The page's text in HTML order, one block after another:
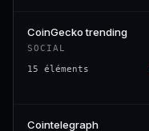
CoinGecko trending
SOCIAL
15 éléments
Cointelegraph